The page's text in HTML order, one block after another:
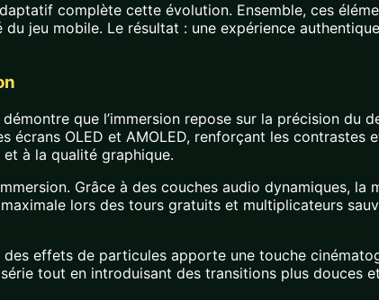
complète cette évolution. Ensemble, ces
jeu mobile. Le résultat : une expérience
que l’immersion repose sur la précision du
écrans OLED et AMOLED, renforçant les contrastes
et à la qualité graphique.
Grâce à des couches audio dynamiques, la
lors des tours gratuits et multiplicateurs
effets de particules apporte une touche
tout en introduisant des transitions plus